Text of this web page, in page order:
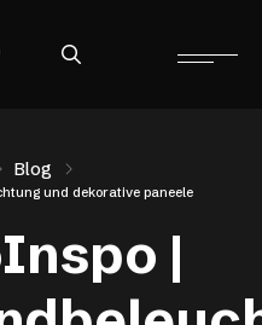
Blog
und dekorative paneele
|